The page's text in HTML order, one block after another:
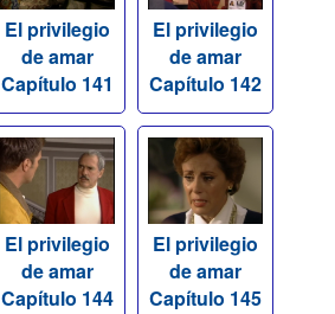
El privilegio
de amar
Capítulo 141
El privilegio
de amar
Capítulo 142
El privilegio
de amar
Capítulo 144
El privilegio
de amar
Capítulo 145